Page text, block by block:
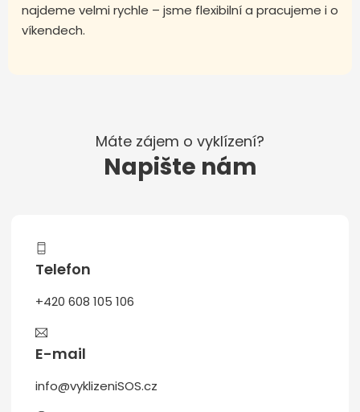
najdeme velmi rychle – jsme flexibilní a pracujeme i o
víkendech.
Máte zájem o vyklízení?
Napište nám
Telefon
+420 608 105 106
E-mail
info@vyklizeniSOS.cz